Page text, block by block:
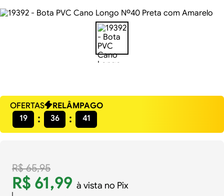
OFERTAS
RELÂMPAGO
19
36 41
R$ 65,95
R$ 61,99 à vista no Pix